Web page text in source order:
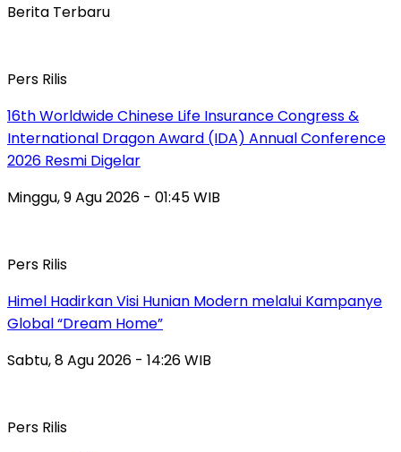
Berita Terbaru
Pers Rilis
16th Worldwide Chinese Life Insurance Congress &
International Dragon Award (IDA) Annual Conference
2026 Resmi Digelar
Minggu, 9 Agu 2026 - 01:45 WIB
Pers Rilis
Himel Hadirkan Visi Hunian Modern melalui Kampanye
Global “Dream Home”
Sabtu, 8 Agu 2026 - 14:26 WIB
Pers Rilis